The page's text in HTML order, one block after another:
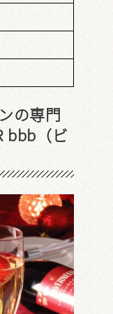
の専門
bbb（ビ